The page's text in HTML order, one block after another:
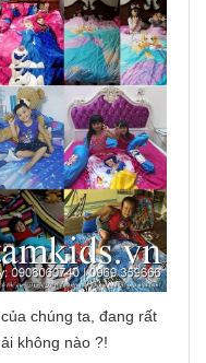
chúng ta, đang rất
không nào ?!